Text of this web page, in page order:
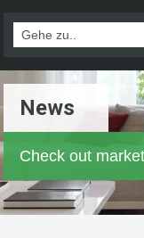
News
Check out